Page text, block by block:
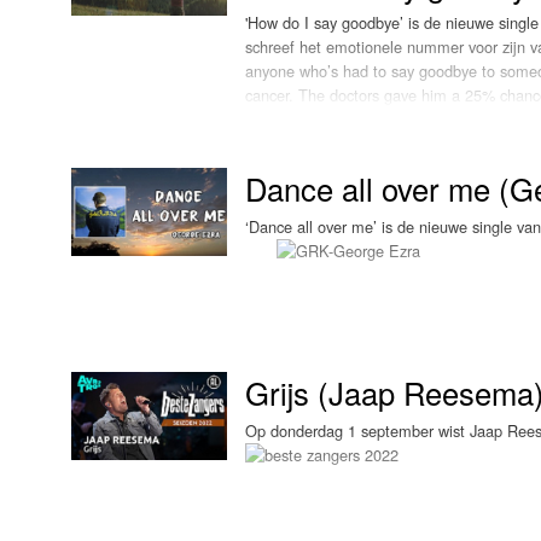
'The Miracle Collector’s Edition’. Maar
'How do I say goodbye’ is de nieuwe
schreef het emotionele nummer voor zijn
anyone who’s had to say goodbye to
cancer. The doctors gave him a 25%
to the most, so I wrote him this song.”
Dance all over me
‘Dance all over me’ is de nieuwe single
elektronischer dan zijn eerdere
Grijs (Jaap Reesema)
Op donderdag 1 september wist Jaap